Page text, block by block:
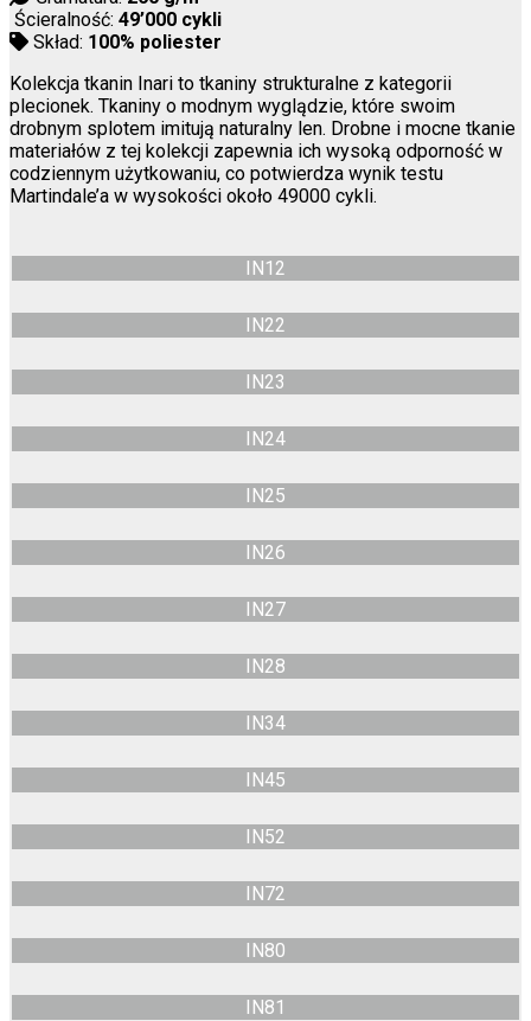
Ścieralność: 49’000 cykli
Skład: 100% poliester
Kolekcja tkanin Inari to tkaniny strukturalne z kategorii
plecionek. Tkaniny o modnym wyglądzie, które swoim
drobnym splotem imitują naturalny len. Drobne i mocne tkanie
materiałów z tej kolekcji zapewnia ich wysoką odporność w
codziennym użytkowaniu, co potwierdza wynik testu
Martindale’a w wysokości około 49000 cykli.
IN12
IN22
IN23
IN24
IN25
IN26
IN27
IN28
IN34
IN45
IN52
IN72
IN80
IN81